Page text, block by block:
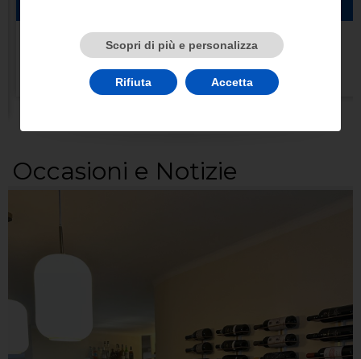
CITROEN C3 3ª serie
Prezzo 16.950,00 €
Occasioni e Notizie
Scopri di più e personalizza
Rifiuta Accetta